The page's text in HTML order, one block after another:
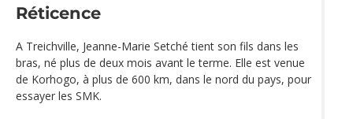
Réticence
A Treichville, Jeanne-Marie Setché tient son fils dans les
bras, né plus de deux mois avant le terme. Elle est venue
de Korhogo, à plus de 600 km, dans le nord du pays, pour
essayer les SMK.